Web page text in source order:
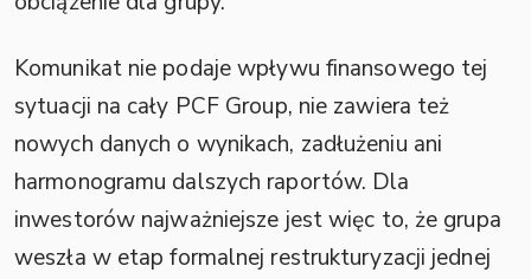
Komunikat nie podaje wpływu finansowego tej
sytuacji na cały PCF Group, nie zawiera też
nowych danych o wynikach, zadłużeniu ani
harmonogramu dalszych raportów. Dla
inwestorów najważniejsze jest więc to, że grupa
weszła w etap formalnej restrukturyzacji jednej